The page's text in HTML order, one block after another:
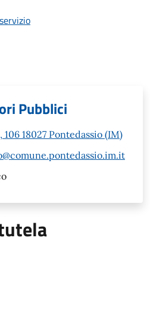
Pubblici
106 18027 Pontedassio (IM)